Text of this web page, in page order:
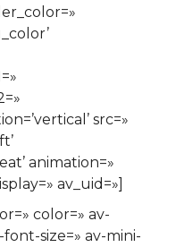
src=»
animation=»
av_uid=»]
color=» av-
size=» av-mini-